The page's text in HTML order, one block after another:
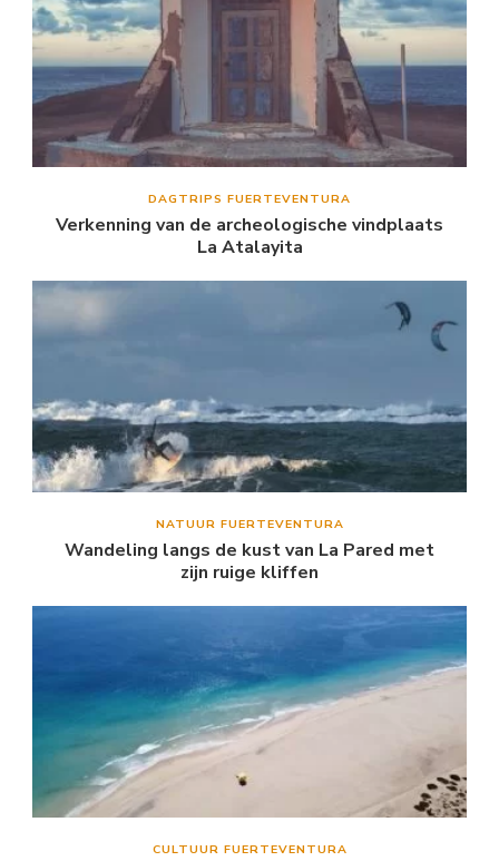
DAGTRIPS FUERTEVENTURA
Verkenning van de archeologische vindplaats
La Atalayita
NATUUR FUERTEVENTURA
Wandeling langs de kust van La Pared met
zijn ruige kliffen
CULTUUR FUERTEVENTURA